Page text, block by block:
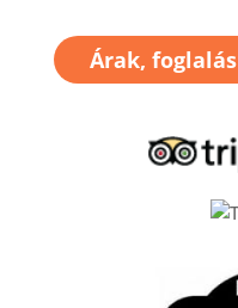
Árak, foglalás